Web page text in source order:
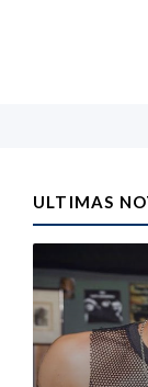
ULTIMAS